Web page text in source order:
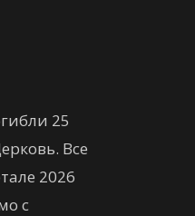
25
Все
2026
с